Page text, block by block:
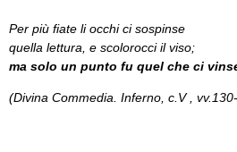
Per più fiate li occhi ci sospinse
quella lettura, e scolorocci il viso;
ma solo un punto fu quel che ci
(Divina Commedia. Inferno, c.V ,